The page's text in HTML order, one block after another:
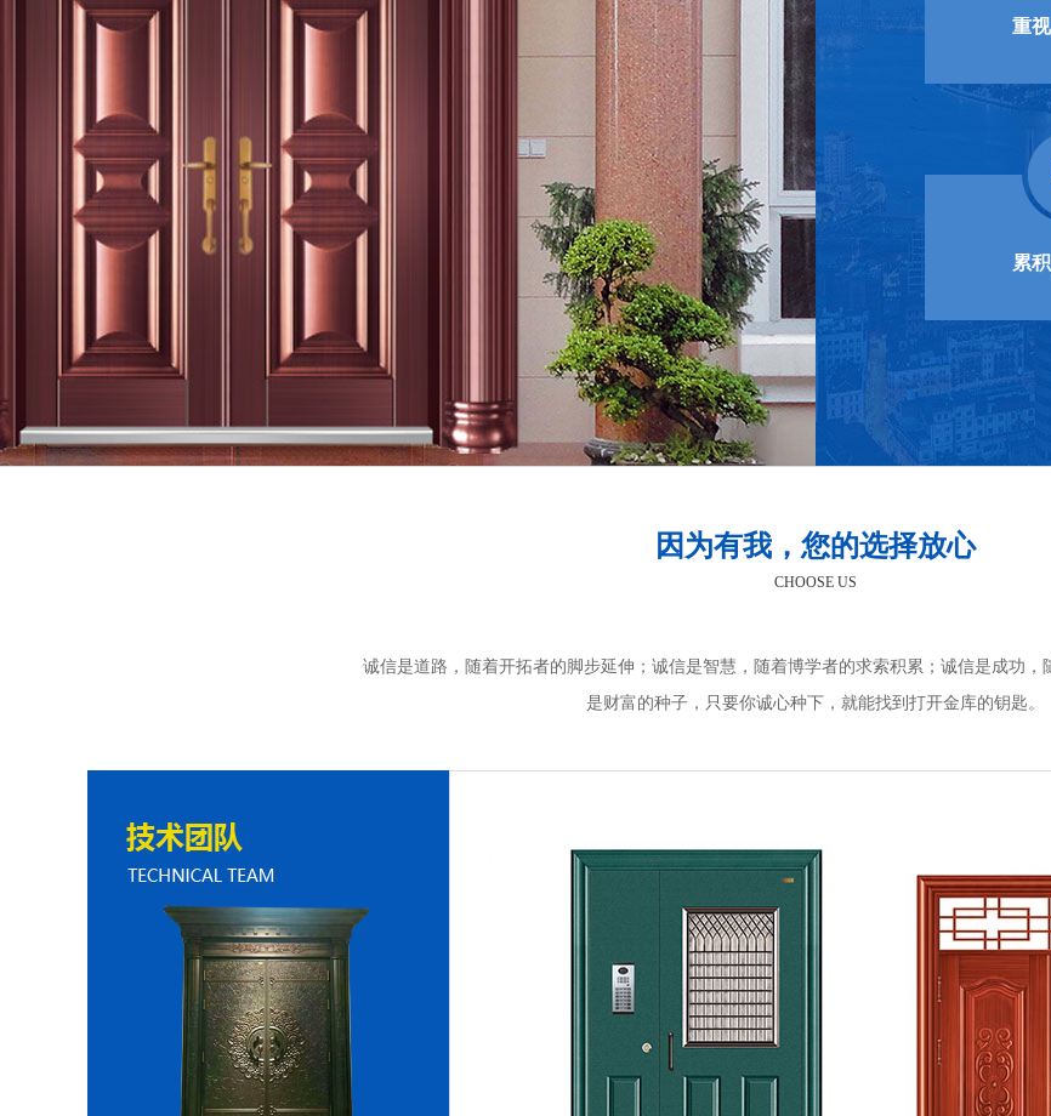
重
累
因为有我，您的选择放心
CHOOSE US
诚信是道路，随着开拓者的脚步延伸；诚信是智慧，随着博学者的求索积累；诚信是成功，
是财富的种子，只要你诚心种下，就能找到打开金库的钥匙。